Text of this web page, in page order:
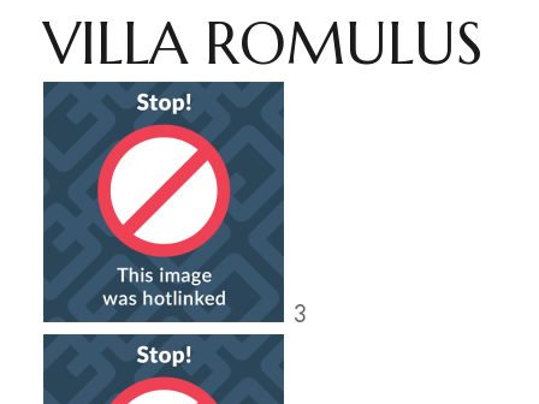
VILLA ROMULUS
3